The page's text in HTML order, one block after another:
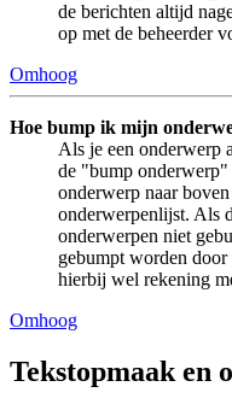
de berichten altijd
op met de beheerder
Omhoog
Hoe bump ik mijn
Als je een onderwerp
de "bump
onderwerp naar
onderwerpenlijst. Als
onderwerpen niet
gebumpt worden door
hierbij wel rekening
Omhoog
Tekstopmaak en